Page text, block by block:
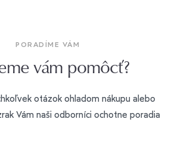
PORADÍME VÁM
vám pomôcť?
otázok ohladom nákupu alebo
Vám naši odborníci ochotne poradia